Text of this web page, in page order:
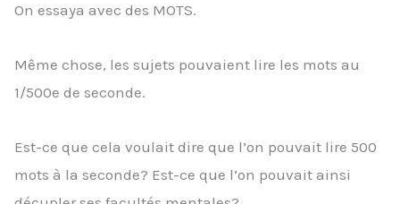
On essaya avec des MOTS.
Même chose, les sujets pouvaient lire les mots au
1/500e de seconde.
Est-ce que cela voulait dire que l’on pouvait lire 500
mots à la seconde? Est-ce que l’on pouvait ainsi